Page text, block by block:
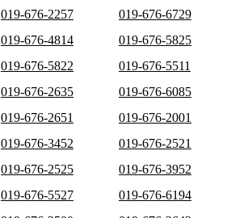
019-676-2257
019-676-6729
019-676-4814
019-676-5825
019-676-5822
019-676-5511
019-676-2635
019-676-6085
019-676-2651
019-676-2001
019-676-3452
019-676-2521
019-676-2525
019-676-3952
019-676-5527
019-676-6194